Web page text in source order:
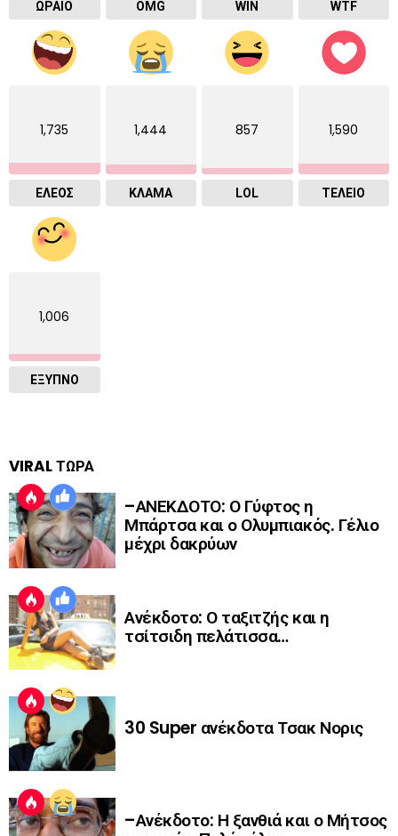
ΩΡΑΙΟ OMG WIN WTF
1,735
ΕΛΕΟΣ
1,444
ΚΛΑΜΑ
857
LOL
1,590
ΤΕΛΕΙΟ
1,006
ΈΞΥΠΝΟ
VIRAL ΤΩΡΑ
–ΑΝΕΚΔΟΤΟ: Ο Γύφτος η
Μπάρτσα και ο Ολυμπιακός. Γέλιο
μέχρι δακρύων
Ανέκδοτο: Ο ταξιτζής και η
τσίτσιδη πελάτισσα…
30 Super ανέκδοτα Τσακ Νορις
–Ανέκδοτο: Η ξανθιά και ο Μήτσος